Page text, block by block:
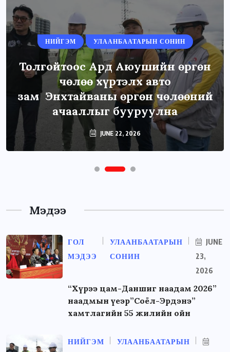
НИЙГЭМ УЛААНБААТАРЫН СОНИН
Толгойтоос Ард Аюушийн өргөн
чөлөө хүртэлх авто
зам Энхтайваны өргөн чөлөөний
ачааллыг бууруулна
JUNE 22, 2026
Мэдээ
ГОЛ
МЭДЭЭ
УЛААНБААТАРЫН
СОНИН
JUNE
23,
2026
“Хүрээ цам-Даншиг наадам 2026”
наадмын үеэр”Соёл-Эрдэнэ”
хамтлагийн 55 жилийн ойн
НИЙГЭМ
УЛААНБААТАРЫН